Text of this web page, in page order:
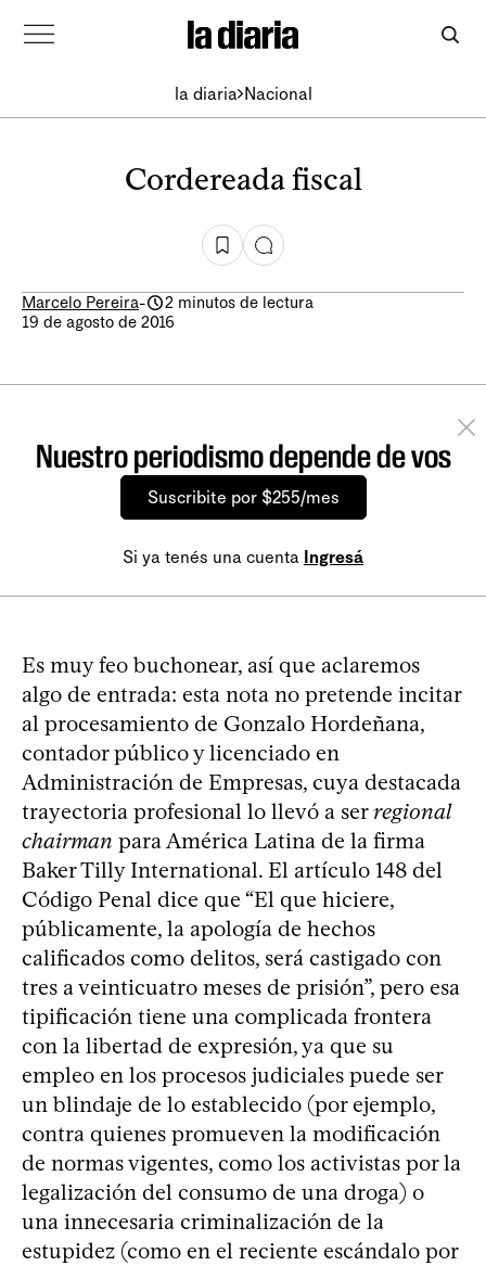
la diaria Nacional
Cordereada fiscal
Marcelo Pereira-
2 minutos de lectura
19 de agosto de 2016
Nuestro periodismo depende de vos
Suscribite por $255/mes
Si ya tenés una cuenta Ingresá
Es muy feo buchonear, así que aclaremos
algo de entrada: esta nota no pretende incitar
al procesamiento de Gonzalo Hordeñana,
contador público y licenciado en
Administración de Empresas, cuya destacada
trayectoria profesional lo llevó a serregional
chairman para América Latina de la firma
Baker Tilly International. El artículo 148 del
Código Penal dice que “El que hiciere,
públicamente, la apología de hechos
calificados como delitos, será castigado con
tres a veinticuatro meses de prisión”, pero esa
tipificación tiene una complicada frontera
con la libertad de expresión, ya que su
empleo en los procesos judiciales puede ser
un blindaje de lo establecido (por ejemplo,
contra quienes promueven la modificación
de normas vigentes, como los activistas por la
legalización del consumo de una droga) o
una innecesaria criminalización de la
estupidez (como en el reciente escándalo por